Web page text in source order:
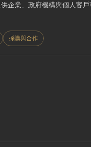
企業、政府機構與個人客
採購與合作